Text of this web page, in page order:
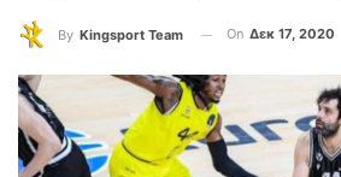
By Kingsport Team On Δεκ 17, 2020